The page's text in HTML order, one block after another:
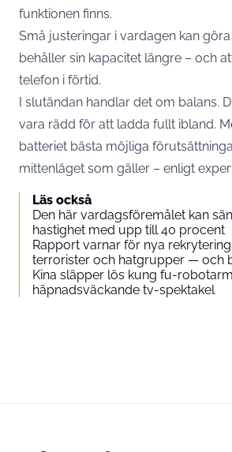
funktionen finns.
Små justeringar i vardagen kan
behåller sin kapacitet längre – och
telefon i förtid.
I slutändan handlar det om balans.
vara rädd för att ladda fullt ibland.
batteriet bästa möjliga
mittenläget som gäller – enligt
Läs också
Den här vardagsföremålet kan
hastighet med upp till 40 procent
Rapport varnar för nya
terrorister och hatgrupper — och
Kina släpper lös kung fu-
häpnadsväckande tv-spektakel